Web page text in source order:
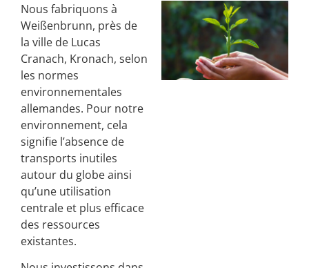
Nous fabriquons à
Weißenbrunn, près de
la ville de Lucas
Cranach, Kronach, selon
les normes
environnementales
allemandes. Pour notre
environnement, cela
signifie l’absence de
transports inutiles
autour du globe ainsi
qu’une utilisation
centrale et plus efficace
des ressources
existantes.